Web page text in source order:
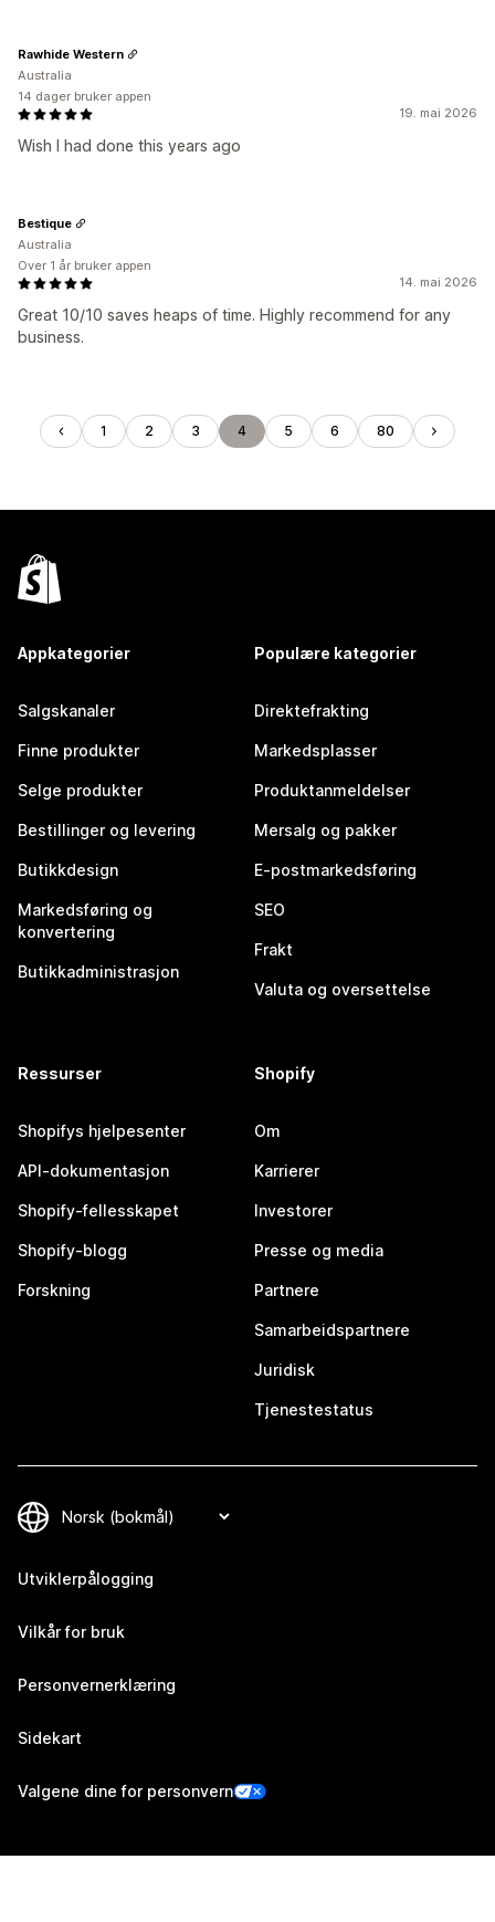
19. mai 2026
Wish I had done this years ago
Rawhide Western
Australia
14 dager bruker appen
14. mai 2026
Great 10/10 saves heaps of time. Highly recommend for any
business.
Bestique
Australia
Over 1 år bruker appen
1 2 3 4 5 6 80
Appkategorier
Salgskanaler
Finne produkter
Selge produkter
Bestillinger og levering
Butikkdesign
Markedsføring og
konvertering
Butikkadministrasjon
Populære kategorier
Direktefrakting
Markedsplasser
Produktanmeldelser
Mersalg og pakker
E-postmarkedsføring
SEO
Frakt
Valuta og oversettelse
Ressurser
Shopifys hjelpesenter
API-dokumentasjon
Shopify-fellesskapet
Shopify-blogg
Forskning
Shopify
Om
Karrierer
Investorer
Presse og media
Partnere
Samarbeidspartnere
Juridisk
Tjenestestatus
Utviklerpålogging
Vilkår for bruk
Personvernerklæring
Sidekart
Valgene dine for personvern